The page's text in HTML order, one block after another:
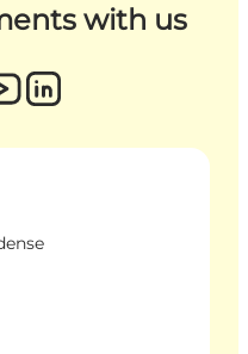
with us